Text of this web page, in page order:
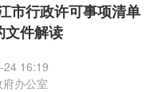
市行政许可事项清单
文件解读
24 16:19
办公室